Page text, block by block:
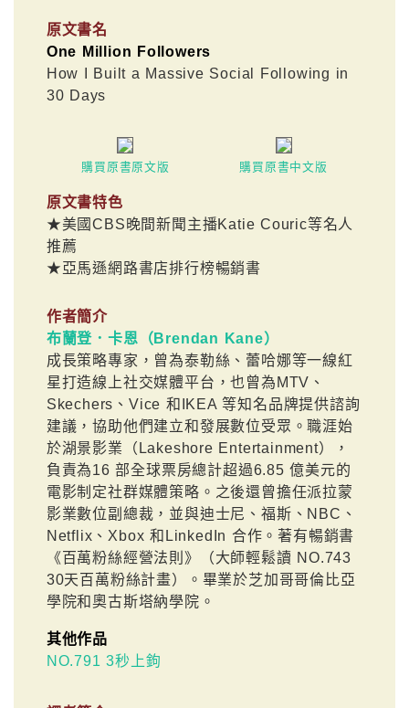
原文書名
One Million Followers
How I Built a Massive Social Following in
30 Days
購買原書原文版 購買原書中文版
原文書特色
★美國CBS晚間新聞主播Katie Couric等名人
推薦
★亞馬遜網路書店排行榜暢銷書
作者簡介
布蘭登．卡恩（Brendan Kane）
成長策略專家，曾為泰勒絲、蕾哈娜等一線紅
星打造線上社交媒體平台，也曾為MTV、
Skechers、Vice 和IKEA 等知名品牌提供諮詢
建議，協助他們建立和發展數位受眾。職涯始
於湖景影業（Lakeshore Entertainment），
負責為16 部全球票房總計超過6.85 億美元的
電影制定社群媒體策略。之後還曾擔任派拉蒙
影業數位副總裁，並與迪士尼、福斯、NBC、
Netflix、Xbox 和LinkedIn 合作。著有暢銷書
《百萬粉絲經營法則》（大師輕鬆讀 NO.743
30天百萬粉絲計畫）。畢業於芝加哥哥倫比亞
學院和奧古斯塔納學院。
其他作品
NO.791 3秒上鉤